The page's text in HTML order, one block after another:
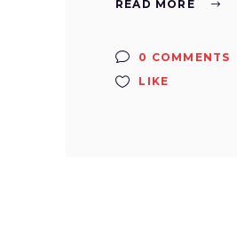
READ MORE
0 COMMENTS
LIKE